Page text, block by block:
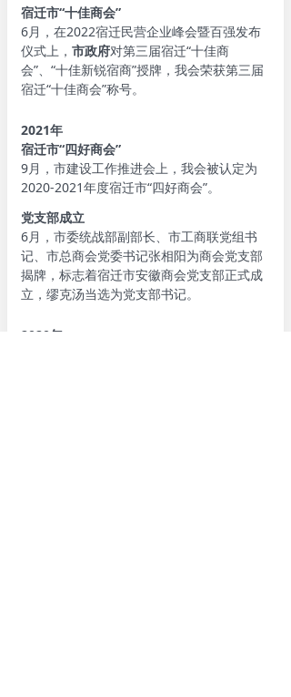
宿迁市“十佳商会”
6月，在2022宿迁民营企业峰会暨百强发布
仪式上， 市政府对第三届宿迁“十佳商
会”、“十佳新锐宿商”授牌，我会荣获第三届
宿迁“十佳商会”称号。
2021年
宿迁市“四好商会”
9月，市建设工作推进会上，我会被认定为
2020-2021年度宿迁市“四好商会”。
党支部成立
6月，市委统战部副部长、市工商联党组书
记、市总商会党委书记张相阳为商会党支部
揭牌，标志着宿迁市安徽商会党支部正式成
立，缪克汤当选为党支部书记。
2020年